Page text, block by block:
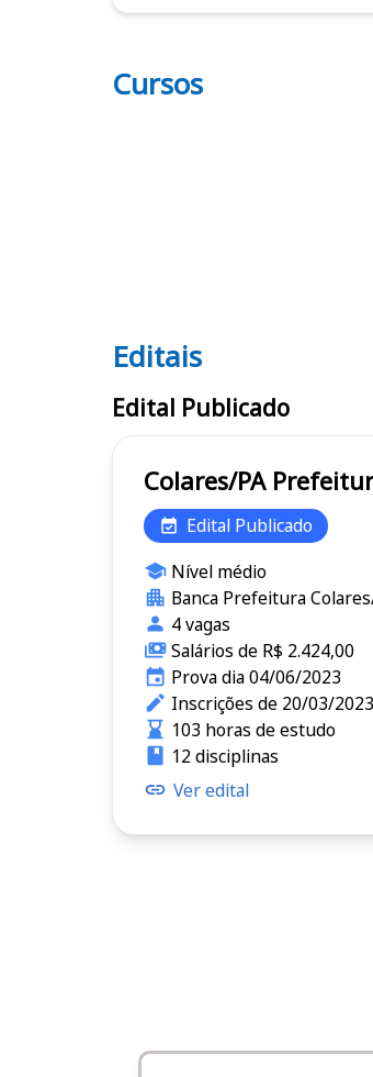
Cursos
Editais
Editais
Edital Publicado
Colares/
Edital Publicado
Nível médio
Banca Prefeitura
4 vagas
Salários de R$ 2.424,00
Prova dia 04/06/2023
Inscrições de 20/03/
103 horas de estudo
12 disciplinas
Ver edital